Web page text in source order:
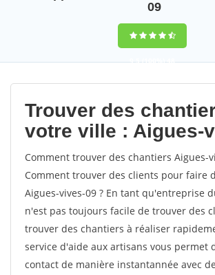
09
9,5(100%)48
votes
Trouver des
votre ville : Aigues-
Comment trouver des chantiers Aigues-
Comment trouver des clients pour faire
Aigues-vives-09 ? En tant qu'entreprise
n'est pas toujours facile de trouver des
trouver des chantiers à réaliser
service d'aide aux artisans vous permet
contact de manière instantannée avec